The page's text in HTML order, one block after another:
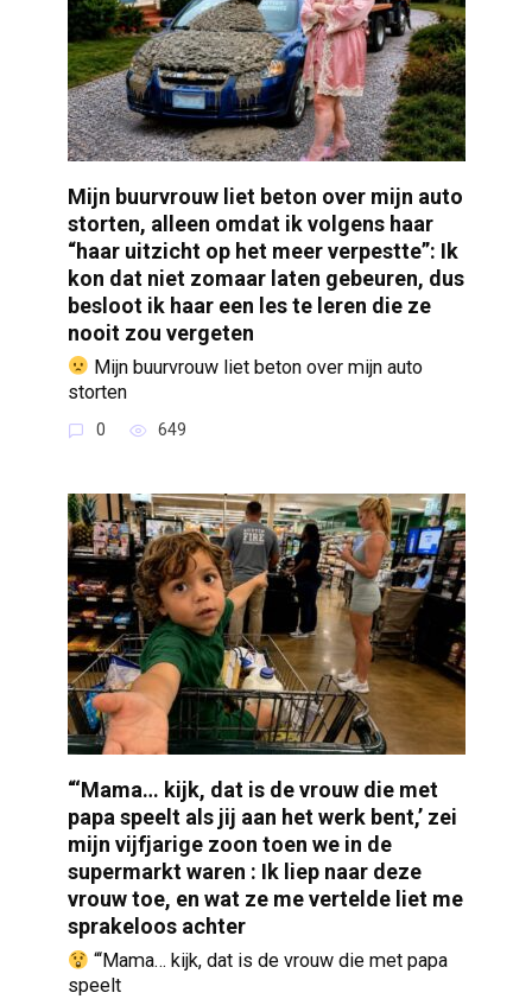
Mijn buurvrouw liet beton over mijn auto
storten, alleen omdat ik volgens haar
“haar uitzicht op het meer verpestte”: Ik
kon dat niet zomaar laten gebeuren, dus
besloot ik haar een les te leren die ze
nooit zou vergeten
Mijn buurvrouw liet beton over mijn auto
storten
0 649
“‘Mama… kijk, dat is de vrouw die met
papa speelt als jij aan het werk bent,’ zei
mijn vijfjarige zoon toen we in de
supermarkt waren : Ik liep naar deze
vrouw toe, en wat ze me vertelde liet me
sprakeloos achter
“‘Mama… kijk, dat is de vrouw die met papa
speelt